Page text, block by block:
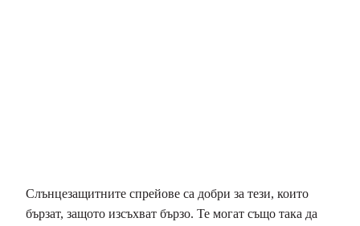
Слънцезащитните спрейове са добри за тези, които
бързат, защото изсъхват бързо. Те могат също така да